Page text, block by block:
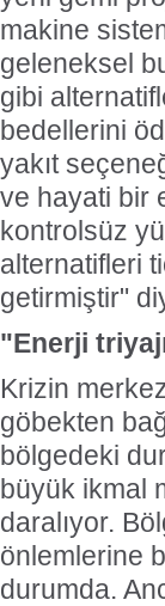
makine
geleneksel
gibi
bedellerini
yakıt
ve hayati bir
kontrolsüz
alternatifleri
getirmiştir"
"Enerji
Krizin
göbekten
bölgedeki
büyük ikmal
daralıyor.
önlemlerine
durumda.